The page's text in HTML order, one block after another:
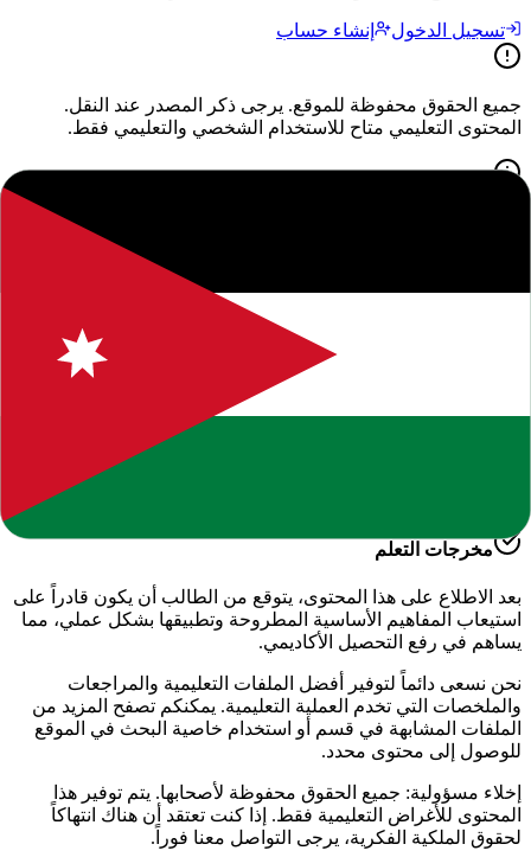
تسجيل الدخول إنشاء حساب
جميع الحقوق محفوظة للموقع. يرجى ذكر المصدر عند النقل.
المحتوى التعليمي متاح للاستخدام الشخصي والتعليمي فقط.
يقدم لكم موقعنا هذا المحتوى المتميز بعنوان"سجل علامات وسجل
اداء انجليزي الصف الخامس"ضمن قسم
، وهو جزء من الموارد التعليمية الشاملة التي نوفرها
للطلاب والمعلمين للعام الدراسي
يساعد هذا الملف في تعزيز الفهم العميق لمادةالدراسية
إعداده بعناية ليتوافق مع المناهج الدراسية الحديثة وتلبية احتياجات
مخرجات التعلم
بعد الاطلاع على هذا المحتوى، يتوقع من الطالب أن يكون قادراً على
استيعاب المفاهيم الأساسية المطروحة وتطبيقها بشكل عملي، مما
يساهم في رفع التحصيل الأكاديمي.
نحن نسعى دائماً لتوفير أفضل الملفات التعليمية والمراجعات
والملخصات التي تخدم العملية التعليمية. يمكنكم تصفح المزيد من
الملفات المشابهة في قسم
أو استخدام خاصية البحث في الموقع
للوصول إلى محتوى محدد.
إخلاء مسؤولية: جميع الحقوق محفوظة لأصحابها. يتم توفير هذا
المحتوى للأغراض التعليمية فقط. إذا كنت تعتقد أن هناك انتهاكاً
لحقوق الملكية الفكرية، يرجى التواصل معنا فوراً.